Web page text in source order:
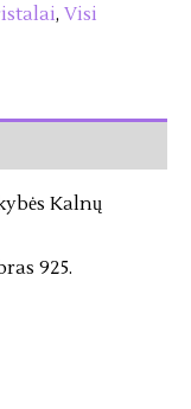
, Visi
Kalnų
925.